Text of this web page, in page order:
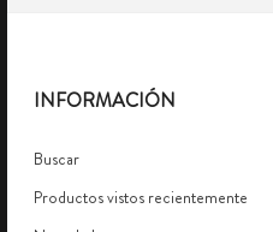
INFORMACIÓN
Buscar
Productos vistos recientemente